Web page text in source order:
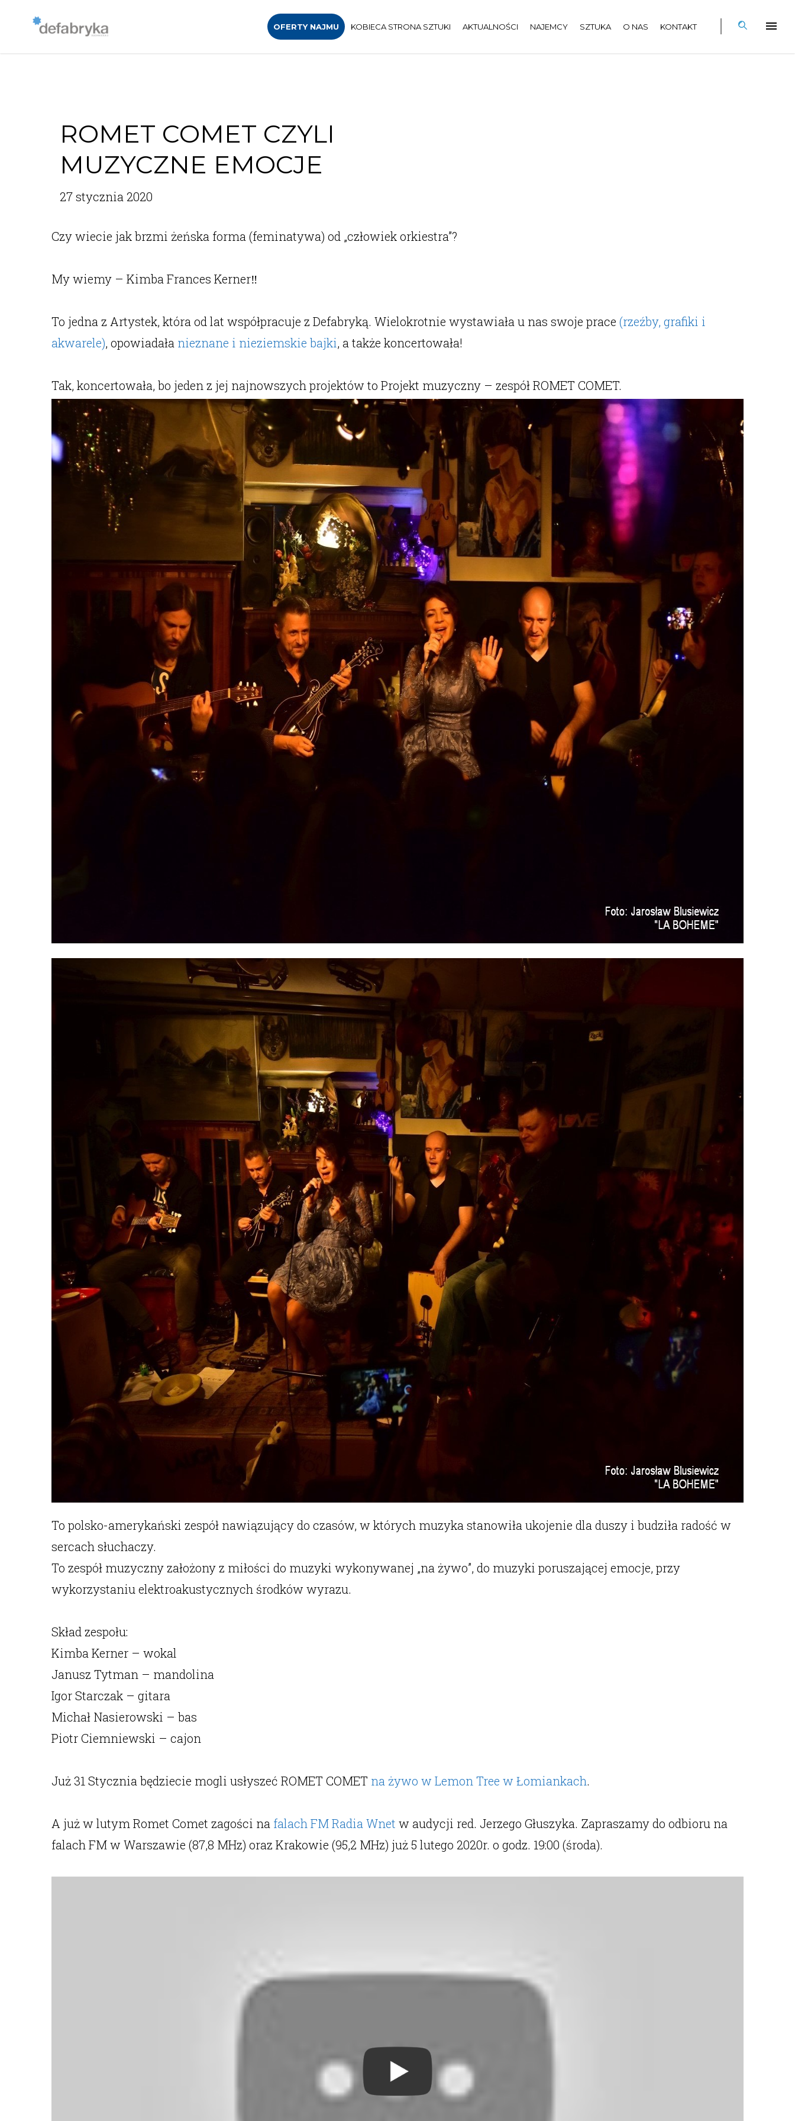
OFERTY NAJMU KOBIECA STRONA SZTUKI AKTUALNOŚCI NAJEMCY SZTUKA O NAS KONTAKT
ROMET COMET CZYLI
MUZYCZNE EMOCJE
27 stycznia 2020
Czy wiecie jak brzmi żeńska forma (feminatywa) od „człowiek orkiestra”?
My wiemy – Kimba Frances Kerner‼️
To jedna z Artystek, która od lat współpracuje z Defabryką. Wielokrotnie wystawiała u nas swoje prace (rzeźby, grafiki i
akwarele), opowiadała nieznane i nieziemskie bajki, a także koncertowała!
Tak, koncertowała, bo jeden z jej najnowszych projektów to Projekt muzyczny – zespół ROMET COMET.
To polsko-amerykański zespół nawiązujący do czasów, w których muzyka stanowiła ukojenie dla duszy i budziła radość w
sercach słuchaczy.
To zespół muzyczny założony z miłości do muzyki wykonywanej „na żywo”, do muzyki poruszającej emocje, przy
wykorzystaniu elektroakustycznych środków wyrazu.
Skład zespołu:
Kimba Kerner – wokal
Janusz Tytman – mandolina
Igor Starczak – gitara
Michał Nasierowski – bas
Piotr Ciemniewski – cajon
Już 31 Stycznia będziecie mogli usłyszeć ROMET COMET na żywo w Lemon Tree w Łomiankach.
A już w lutym Romet Comet zagości na falach FM Radia Wnet w audycji red. Jerzego Głuszyka. Zapraszamy do odbioru na
falach FM w Warszawie (87,8 MHz) oraz Krakowie (95,2 MHz) już 5 lutego 2020r. o godz. 19:00 (środa).